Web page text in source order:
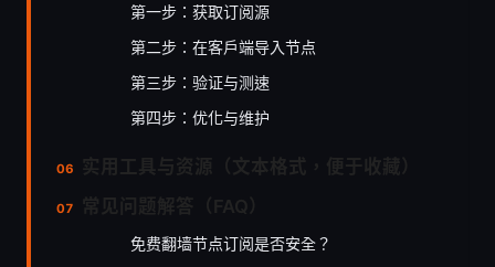
第一步：获取订阅源
第二步：在客户端导入节点
第三步：验证与测速
第四步：优化与维护
免费翻墙节点订阅是否安全？